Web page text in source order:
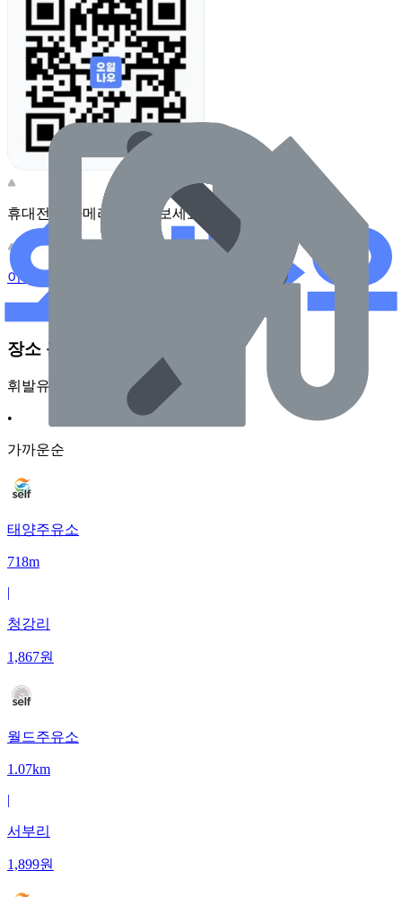
휴대전화 카메라로 찍어보세요
이 주유소의 사장님이신가요?
장소 근처 주유소
휘발유
•
가까운순
태양주유소
718m
|
청강리
1,867원
월드주유소
1.07km
|
서부리
1,899원